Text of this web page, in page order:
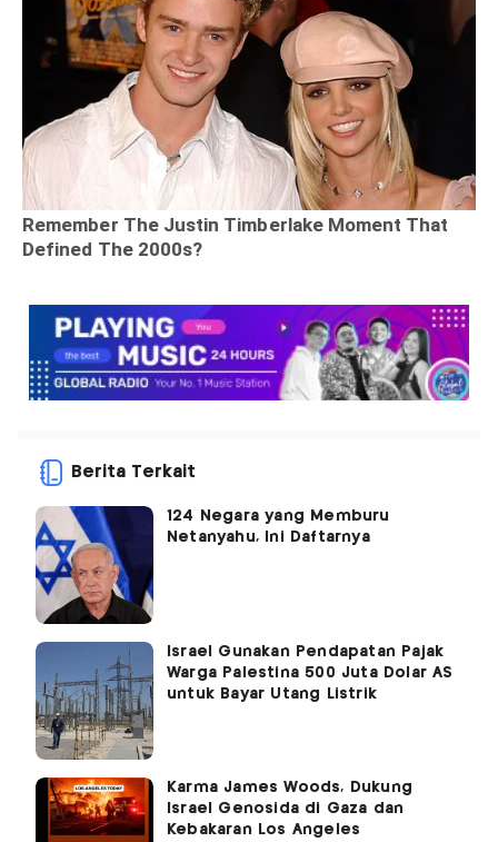
Berita Terkait
124 Negara yang Memburu
Netanyahu, Ini Daftarnya
Israel Gunakan Pendapatan Pajak
Warga Palestina 500 Juta Dolar AS
untuk Bayar Utang Listrik
Karma James Woods, Dukung
Israel Genosida di Gaza dan
Kebakaran Los Angeles